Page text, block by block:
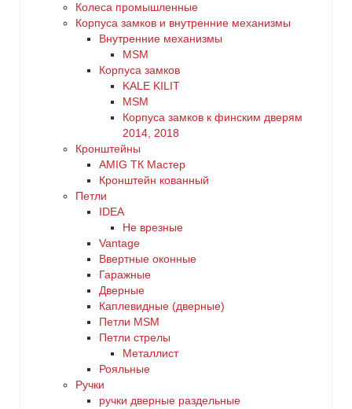
Колеса промышленные
Корпуса замков и внутренние механизмы
Внутренние механизмы
MSM
Корпуса замков
KALE KILIT
MSM
Корпуса замков к финским дверям
2014, 2018
Кронштейны
AMIG ТК Мастер
Кронштейн кованный
Петли
IDEA
Не врезные
Vantage
Ввертные оконные
Гаражные
Дверные
Каплевидные (дверные)
Петли MSM
Петли стрелы
Металлист
Рояльные
Ручки
ручки дверные раздельные